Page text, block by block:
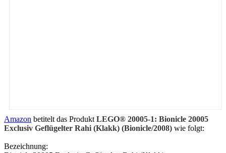
Amazon betitelt das Produkt LEGO® 20005-1: Bionicle 20005
Exclusiv Geflügelter Rahi (Klakk) (Bionicle/2008) wie folgt:
Bezeichnung: